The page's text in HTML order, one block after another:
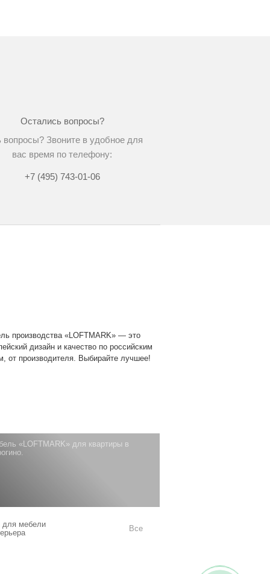
Остались вопросы?
вопросы? Звоните в удобное для
вас время по телефону:
+7 (495) 743-01-06
производства «LOFTMARK» — это
дизайн и качество по российским
от производителя. Выбирайте лучшее!
«LOFTMARK» для квартиры в
для мебели
Все